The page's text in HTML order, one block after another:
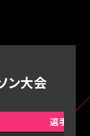
ン大会
選手